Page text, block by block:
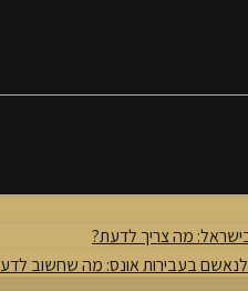
מה צריך לדעת?
לנאשם בעבירות אונס: מה שחשוב